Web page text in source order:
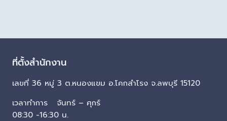
ที่ตั้งสำนักงาน
เลขที่ 36 หมู่ 3 ต.หนองแขม อ.โคกสำโรง จ.ลพบุรี 15120
เวลาทำการ จันทร์ – ศุกร์
08:30 -16:30 น.